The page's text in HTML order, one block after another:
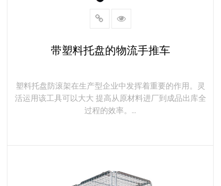
带塑料托盘的物流手推车
塑料托盘防滚架在生产型企业中发挥着重要的作用。灵
活运用该工具可以大大 提高从原材料进厂到成品出库全
过程的效率。...